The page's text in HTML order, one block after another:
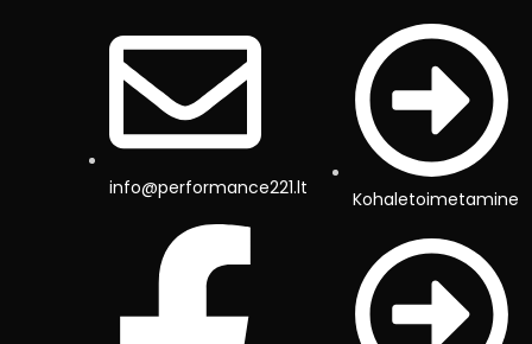
info@performance221.lt Kohaletoimetamine